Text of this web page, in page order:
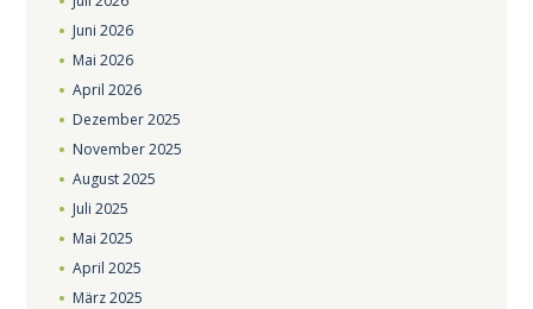
Juni 2026
Mai 2026
April 2026
Dezember2025
November2025
August2025
Juli 2025
Mai 2025
April 2025
März2025